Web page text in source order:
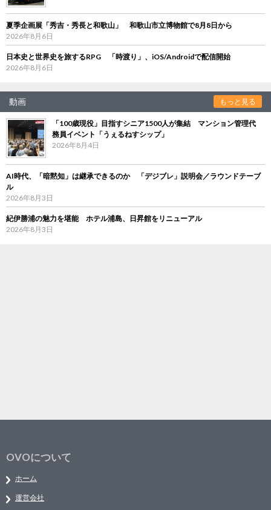
夏季企画展「秀吉・秀長と和歌山」 和歌山市立博物館で8月8日から
2026年8月6日
日本史と世界史を旅するRPG 「時渡り」、iOS/Androidで配信開始
2026年8月6日
動画 もっと見る
「100歳現役」目指すシニア1500人が集結 マンション管理代
務員イベント「うぇるねすシップ」
2026年8月4日
AI時代、「暗黙知」は継承できるのか 「デジブレ」説明会／ラウンドテーブ
ル
2026年8月3日
紀伊勝浦の魅力を堪能 ホテル浦島、日昇館をリニューアル
2026年8月3日
OVOについて
ホーム
運営会社